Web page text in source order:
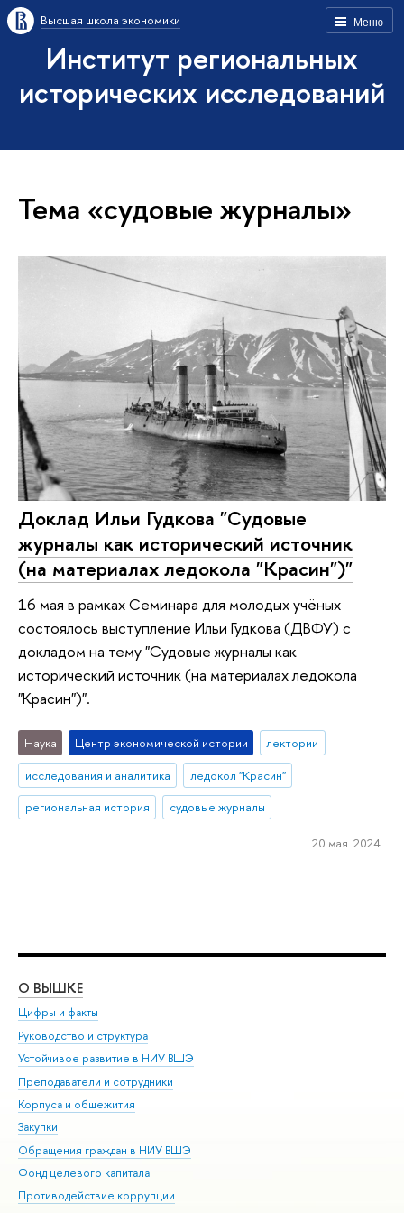
Меню
Высшая школа экономики
Институт региональных
исторических исследований
Тема «судовые журналы»
Доклад Ильи Гудкова "Судовые
журналы как исторический источник
(на материалах ледокола "Красин")"
16 мая в рамках Семинара для молодых учёных
состоялось выступление Ильи Гудкова (ДВФУ) с
докладом на тему "Судовые журналы как
исторический источник (на материалах ледокола
"Красин")".
Наука Центр экономической истории
лектории
исследования и аналитика
ледокол "Красин"
региональная история
судовые журналы
20 мая 2024
О ВЫШКЕ
Цифры и факты
Руководство и структура
Устойчивое развитие в НИУ ВШЭ
Преподаватели и сотрудники
Корпуса и общежития
Закупки
Обращения граждан в НИУ ВШЭ
Фонд целевого капитала
Противодействие коррупции